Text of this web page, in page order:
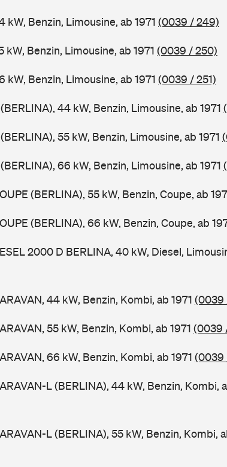
kW, Benzin, Limousine, ab 1971 (0039 / 249)
kW, Benzin, Limousine, ab 1971 (0039 / 250)
kW, Benzin, Limousine, ab 1971 (0039 / 251)
44 kW, Benzin, Limousine, ab 1971
55 kW, Benzin, Limousine, ab 1971
66 kW, Benzin, Limousine, ab 1971
(BERLINA), 55 kW, Benzin, Coupe, ab
(BERLINA), 66 kW, Benzin, Coupe, ab
2000 D BERLINA, 40 kW, Diesel,
44 kW, Benzin, Kombi, ab 1971 (0039
55 kW, Benzin, Kombi, ab 1971 (0039
66 kW, Benzin, Kombi, ab 1971 (0039
L (BERLINA), 44 kW, Benzin, Kombi,
L (BERLINA), 55 kW, Benzin, Kombi,